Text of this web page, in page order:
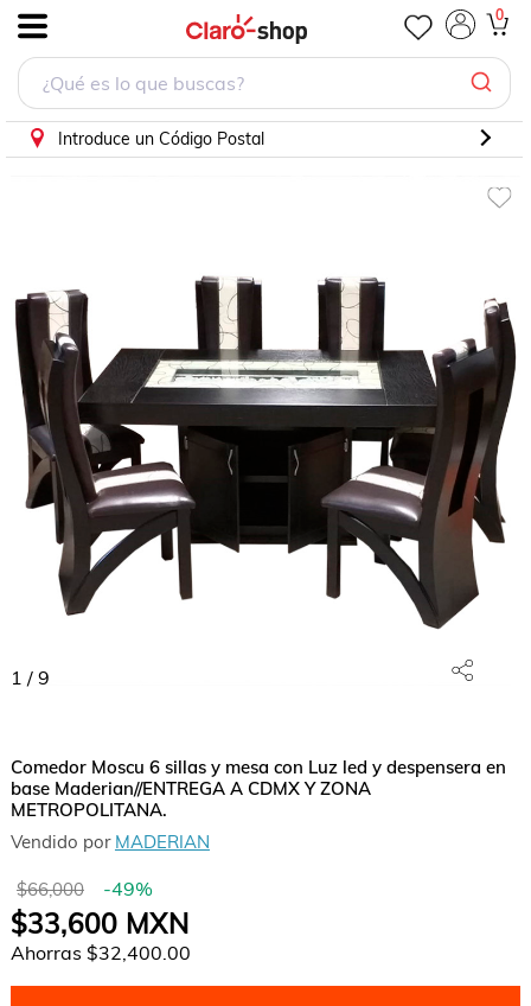
0
Introduce un Código Postal
1 / 9
Comedor Moscu 6 sillas y mesa con Luz led y despensera en
base Maderian//ENTREGA A CDMX Y ZONA
METROPOLITANA.
Vendido por MADERIAN
$66,000 -49%
$33,600MXN
Ahorras $32,400.00
Comedor Moscu 6 sillas y mesa con Luz led y despensera